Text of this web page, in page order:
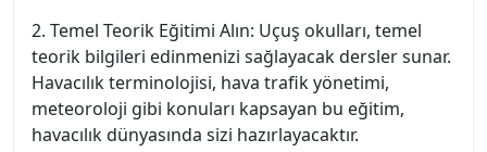
2. Temel Teorik Eğitimi Alın: Uçuş okulları, temel
teorik bilgileri edinmenizi sağlayacak dersler sunar.
Havacılık terminolojisi, hava trafik yönetimi,
meteoroloji gibi konuları kapsayan bu eğitim,
havacılık dünyasında sizi hazırlayacaktır.